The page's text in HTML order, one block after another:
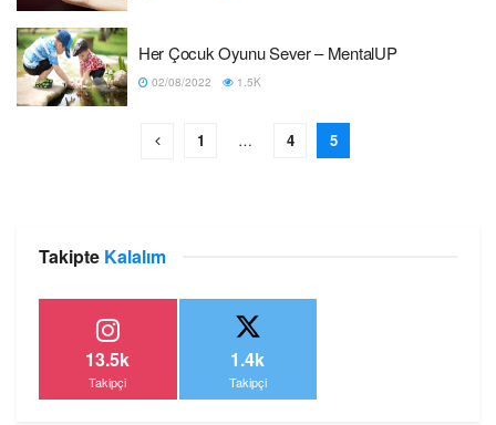
Her Çocuk Oyunu Sever – MentalUP
02/08/2022 1.5K
1 … 4 5
Takipte Kalalım
13.5k
Takipçi
1.4k
Takipçi